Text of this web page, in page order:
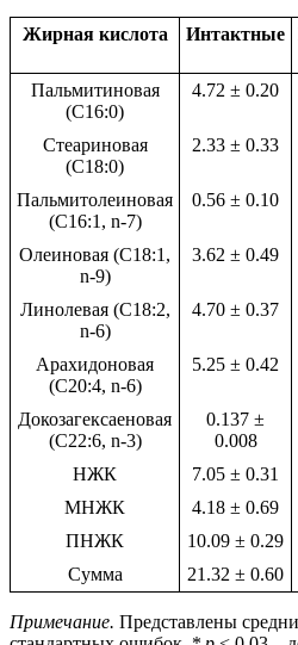
Жирная кислота Интактные
Пальмитиновая
(C16:0)
4.72 ± 0.20
Стеариновая
(C18:0)
2.33 ± 0.33
Пальмитолеиновая
(C16:1, n-7)
0.56 ± 0.10
Олеиновая (C18:1,
n-9)
3.62 ± 0.49
Линолевая (C18:2,
n-6)
4.70 ± 0.37
Арахидоновая
(C20:4, n-6)
5.25 ± 0.42
Докозагексаеновая
(C22:6, n-3)
0.137 ±
0.008
НЖК 7.05 ± 0.31
МНЖК
4.18 ± 0.69
ПНЖК
10.09 ± 0.29
Сумма
21.32 ± 0.60
Примечание. Представлены